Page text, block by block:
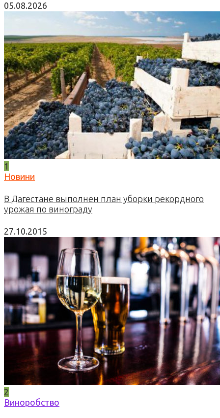
05.08.2026
1
Новини
В Дагестане выполнен план уборки рекордного
урожая по винограду
27.10.2015
2
Виноробство